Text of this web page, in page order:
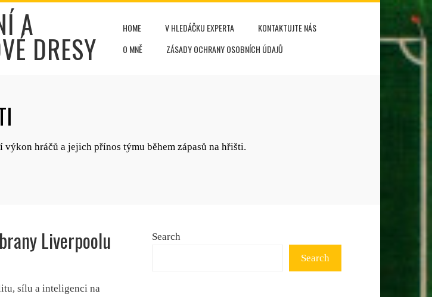
A
DRESY
HOME V HLEDÁČKU EXPERTA
KONTAKTUJTE NÁS
O MNĚ
ZÁSADY OCHRANY OSOBNÍCH ÚDAJŮ
hráčů a jejich přínos týmu během zápasů na hřišti.
Liverpoolu
sílu a inteligenci na
Search
Search